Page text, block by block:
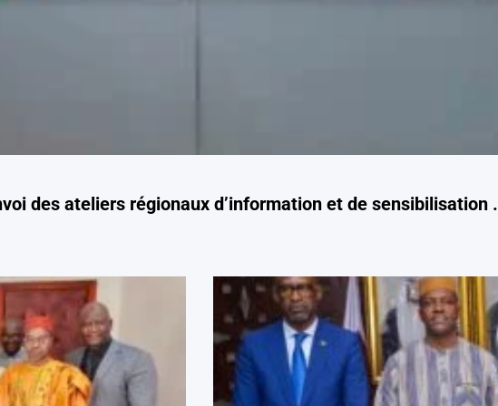
des ateliers régionaux d’information et de sensibilisation .